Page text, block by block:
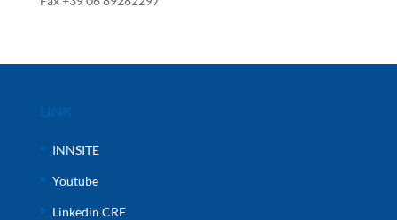
LINK
INNSITE
Youtube
Linkedin CRF